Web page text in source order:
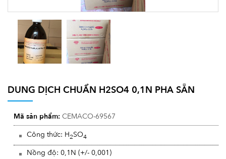
DUNG DỊCH CHUẨN H2SO4 0,1N PHA SẴN
Mã sản phẩm: CEMACO-69567
Công thức: H2SO4
Nồng độ: 0,1N (+/- 0,001)